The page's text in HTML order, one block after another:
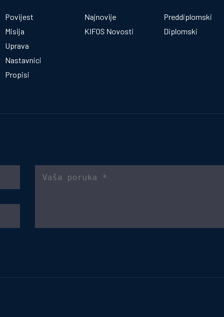
Povijest
Misija
Uprava
Nastavnici
Propisi
Najnovije
KIFOS Novosti
Preddiplomski
Diplomski